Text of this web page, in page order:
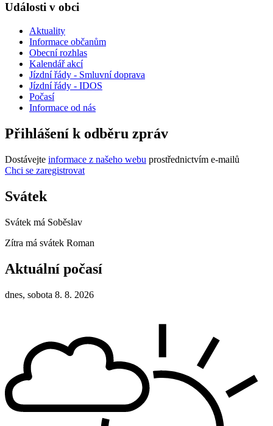
Události v obci
Aktuality
Informace občanům
Obecní rozhlas
Kalendář akcí
Jízdní řády - Smluvní doprava
Jízdní řády - IDOS
Počasí
Informace od nás
Přihlášení k odběru zpráv
Dostávejte informace z našeho webu prostřednictvím e-mailů
Chci se zaregistrovat
Svátek
Svátek má Soběslav
Zítra má svátek Roman
Aktuální počasí
dnes, sobota 8. 8. 2026